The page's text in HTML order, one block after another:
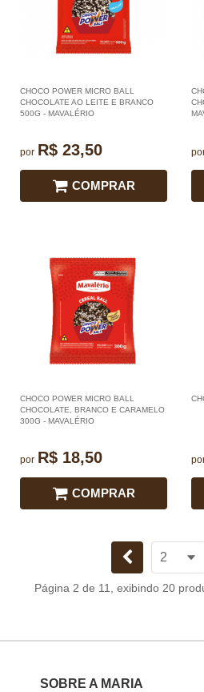
CHOCO POWER MICRO BALL
CHOCOLATE AO LEITE E BRANCO
500G - MAVALÉRIO
por R$ 23,50
COMPRAR
CHOCO POWER MICRO BALL
CHOCOLATE, BRANCO E CARAMELO
300G - MAVALÉRIO
por R$ 18,50
COMPRAR
Página 2 de 11, exibindo 20
SOBRE A MARIA